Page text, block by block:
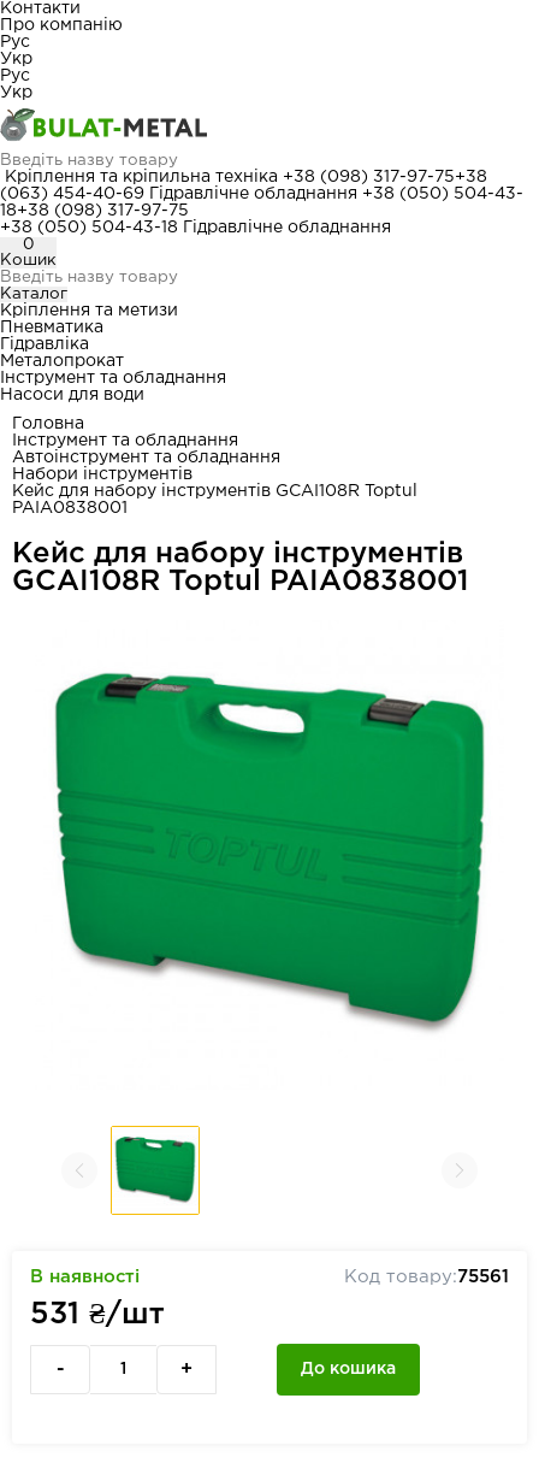
Контакти
Про компанію
Рус
Укр
Рус
Укр
Кріплення та кріпильна техніка +38 (098) 317-97-75+38
(063) 454-40-69
Гідравлічне обладнання +38 (050) 504-43-
18+38 (098) 317-97-75
+38 (050) 504-43-18
Гідравлічне обладнання
0
Кошик
Каталог
Кріплення та метизи
Пневматика
Гідравліка
Металопрокат
Інструмент та обладнання
Насоси для води
Головна
Інструмент та обладнання
Автоінструмент та обладнання
Набори інструментів
Кейс для набору інструментів GCAI108R Toptul
PAIA0838001
Кейс для набору інструментів
GCAI108R Toptul PAIA0838001
В наявності
531 ₴/шт
Код товару:75561
- + До кошика